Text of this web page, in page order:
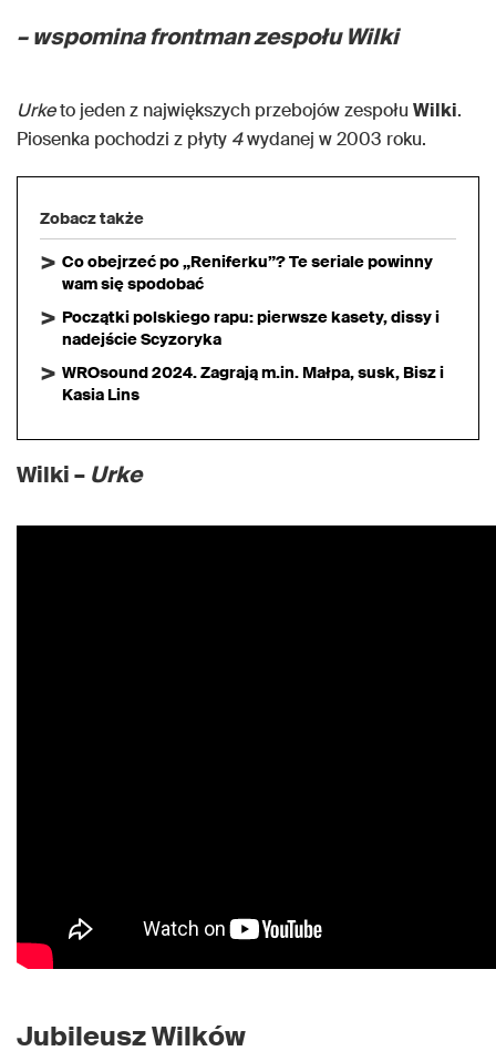
– wspomina frontman zespołu Wilki
Urketo jeden z największych przebojów zespołu Wilki.
Piosenka pochodzi z płyty 4wydanej w 2003 roku.
Zobacz także
Co obejrzeć po „Reniferku”? Te seriale powinny
wam się spodobać
Początki polskiego rapu: pierwsze kasety, dissy i
nadejście Scyzoryka
WROsound 2024. Zagrają m.in. Małpa, susk, Bisz i
Kasia Lins
Wilki – Urke
Jubileusz Wilków